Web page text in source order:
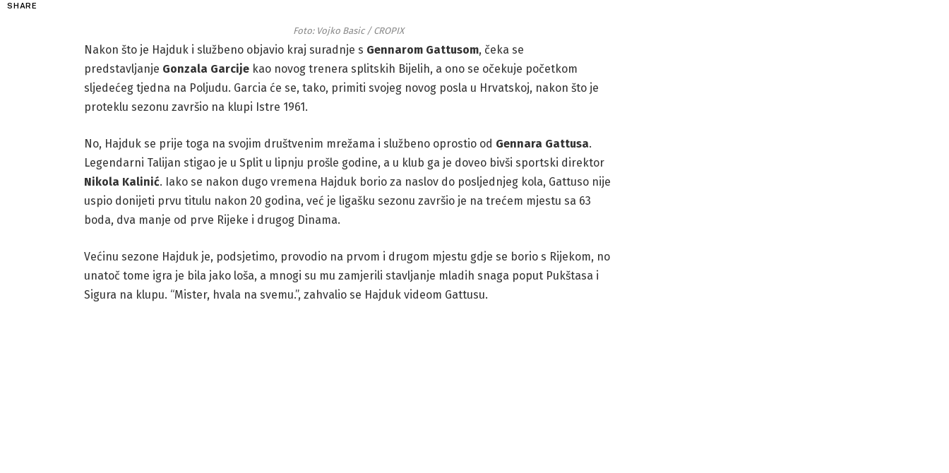
SHARE
Foto: Vojko Basic / CROPIX
Nakon što je Hajduk i službeno objavio kraj suradnje s Gennarom Gattusom, čeka se
predstavljanje Gonzala Garcijekao novog trenera splitskih Bijelih, a ono se očekuje početkom
sljedećeg tjedna na Poljudu. Garcia će se, tako, primiti svojeg novog posla u Hrvatskoj, nakon što je
proteklu sezonu završio na klupi Istre 1961.
No, Hajduk se prije toga na svojim društvenim mrežama i službeno oprostio od Gennara Gattusa.
Legendarni Talijan stigao je u Split u lipnju prošle godine, a u klub ga je doveo bivši sportski direktor
Nikola Kalinić. Iako se nakon dugo vremena Hajduk borio za naslov do posljednjeg kola, Gattuso nije
uspio donijeti prvu titulu nakon 20 godina, već je ligašku sezonu završio je na trećem mjestu sa 63
boda, dva manje od prve Rijeke i drugog Dinama.
Većinu sezone Hajduk je, podsjetimo, provodio na prvom i drugom mjestu gdje se borio s Rijekom, no
unatoč tome igra je bila jako loša, a mnogi su mu zamjerili stavljanje mladih snaga poput Pukštasa i
Sigura na klupu. “Mister, hvala na svemu.”, zahvalio se Hajduk videom Gattusu.